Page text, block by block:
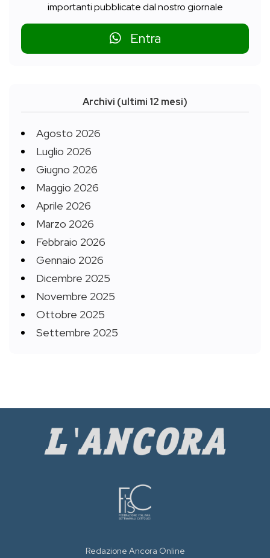
importanti pubblicate dal nostro giornale
Entra
Archivi (ultimi 12 mesi)
Agosto 2026
Luglio 2026
Giugno 2026
Maggio 2026
Aprile 2026
Marzo 2026
Febbraio 2026
Gennaio 2026
Dicembre 2025
Novembre 2025
Ottobre 2025
Settembre 2025
Redazione Ancora Online